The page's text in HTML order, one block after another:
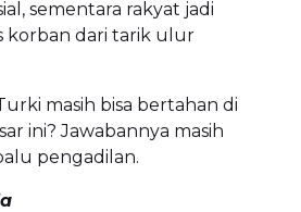
sementara rakyat jadi
korban dari tarik ulur
masih bisa bertahan di
ini? Jawabannya masih
pengadilan.